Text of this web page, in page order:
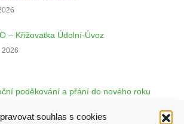
souhlas s cookies
– Křižovatka Údolní-Úvoz
2026
poděkování a přání do nového roku